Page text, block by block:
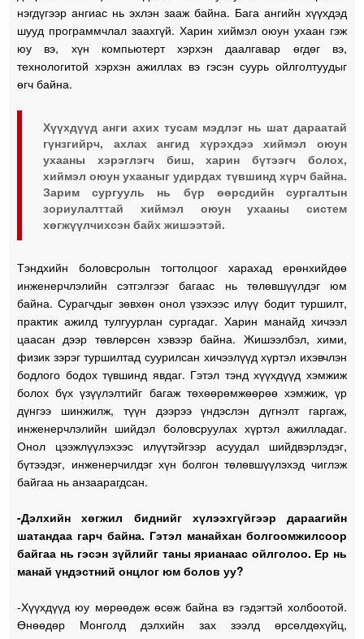
нэгдүгээр ангиас нь эхлэн зааж байна. Бага ангийн хүүхдэд
шууд программчлал заахгүй. Харин хиймэл оюун ухаан гэж
юу вэ, хүн компьютерт хэрхэн даалгавар өгдөг вэ,
технологитой хэрхэн ажиллах вэ гэсэн суурь ойлголтуудыг
өгч байна.
Хүүхдүүд анги ахих тусам мэдлэг нь шат дараатай
гүнзгийрч, ахлах ангид хүрэхдээ хиймэл оюун
ухааны хэрэглэгч биш, харин бүтээгч болох,
хиймэл оюун ухааныг удирдах түвшинд хүрч байна.
Зарим сургууль нь бүр өөрсдийн сургалтын
зориулалттай хиймэл оюун ухааны систем
хөгжүүлчихсэн байх жишээтэй.
Тэндхийн боловсролын тогтолцоог харахад ерөнхийдөө
инженерчлэлийн сэтгэлгээг багаас нь төлөвшүүлдэг юм
байна. Сурагчдыг зөвхөн онол үзэхээс илүү бодит туршилт,
практик ажилд тулгуурлан сургадаг. Харин манайд хичээл
цаасан дээр төвлөрсөн хэвээр байна. Жишээлбэл, хими,
физик зэрэг туршилтад суурилсан хичээлүүд хүртэл ихэвчлэн
бодлого бодох түвшинд явдаг. Гэтэл тэнд хүүхдүүд хэмжиж
болох бүх үзүүлэлтийг багаж төхөөрөмжөөрөө хэмжиж, үр
дүнгээ шинжилж, түүн дээрээ үндэслэн дүгнэлт гаргаж,
инженерчлэлийн шийдэл боловсруулах хүртэл ажилладаг.
Онол цээжлүүлэхээс илүүтэйгээр асуудал шийдвэрлэдэг,
бүтээдэг, инженерчилдэг хүн болгон төлөвшүүлэхэд чиглэж
байгаа нь анзаарагдсан.
-Дэлхийн хөгжил биднийг хүлээхгүйгээр дараагийн
шатандаа гарч байна. Гэтэл манайхан болгоомжилсоор
байгаа нь гэсэн зүйлийг таны ярианаас ойлголоо. Ер нь
манай үндэстний онцлог юм болов уу?
-Хүүхдүүд юу мөрөөдөж өсөж байна вэ гэдэгтэй холбоотой.
Өнөөдөр Монголд дэлхийн зах зээлд өрсөлдөхүйц,